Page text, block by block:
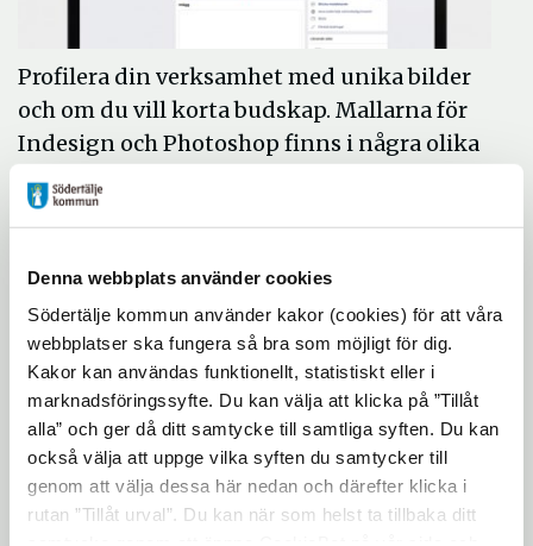
Denna webbplats använder cookies
Södertälje kommun använder kakor (cookies) för att våra
webbplatser ska fungera så bra som möjligt för dig.
Kakor kan användas funktionellt, statistiskt eller i
marknadsföringssyfte. Du kan välja att klicka på ”Tillåt
alla” och ger då ditt samtycke till samtliga syften. Du kan
också välja att uppge vilka syften du samtycker till
genom att välja dessa här nedan och därefter klicka i
rutan ”Tillåt urval”. Du kan när som helst ta tillbaka ditt
Profilera din verksamhet med unika bilder
och om du vill korta budskap. Mallarna för
Indesign och Photoshop finns i några olika
varianter.
Tänk på att bilden beskärs olika på mobil
Ingen logotyp
Typografi
Poppins Bold
Färg
Fritt ur färgpaletten.